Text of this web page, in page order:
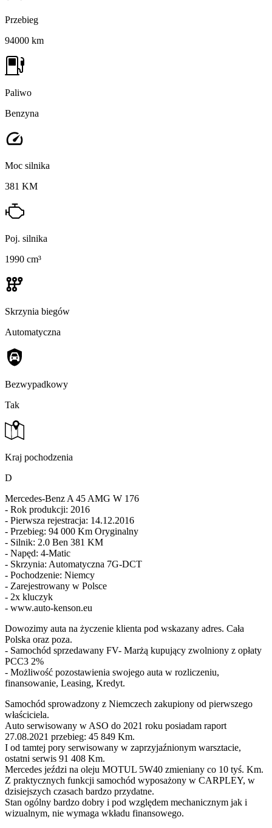
Przebieg
94000 km
Paliwo
Benzyna
Moc silnika
381 KM
Poj. silnika
1990 cm³
Skrzynia biegów
Automatyczna
Bezwypadkowy
Tak
Kraj pochodzenia
D
Mercedes-Benz A 45 AMG W 176
- Rok produkcji: 2016
- Pierwsza rejestracja: 14.12.2016
- Przebieg: 94 000 Km Oryginalny
- Silnik: 2.0 Ben 381 KM
- Napęd: 4-Matic
- Skrzynia: Automatyczna 7G-DCT
- Pochodzenie: Niemcy
- Zarejestrowany w Polsce
- 2x kluczyk
- www.auto-kenson.eu
Dowozimy auta na życzenie klienta pod wskazany adres. Cała
Polska oraz poza.
- Samochód sprzedawany FV- Marżą kupujący zwolniony z opłaty
PCC3 2%
- Możliwość pozostawienia swojego auta w rozliczeniu,
finansowanie, Leasing, Kredyt.
Samochód sprowadzony z Niemczech zakupiony od pierwszego
właściciela.
Auto serwisowany w ASO do 2021 roku posiadam raport
27.08.2021 przebieg: 45 849 Km.
I od tamtej pory serwisowany w zaprzyjaźnionym warsztacie,
ostatni serwis 91 408 Km.
Mercedes jeździ na oleju MOTUL 5W40 zmieniany co 10 tyś. Km.
Z praktycznych funkcji samochód wyposażony w CARPLEY, w
dzisiejszych czasach bardzo przydatne.
Stan ogólny bardzo dobry i pod względem mechanicznym jak i
wizualnym, nie wymaga wkładu finansowego.